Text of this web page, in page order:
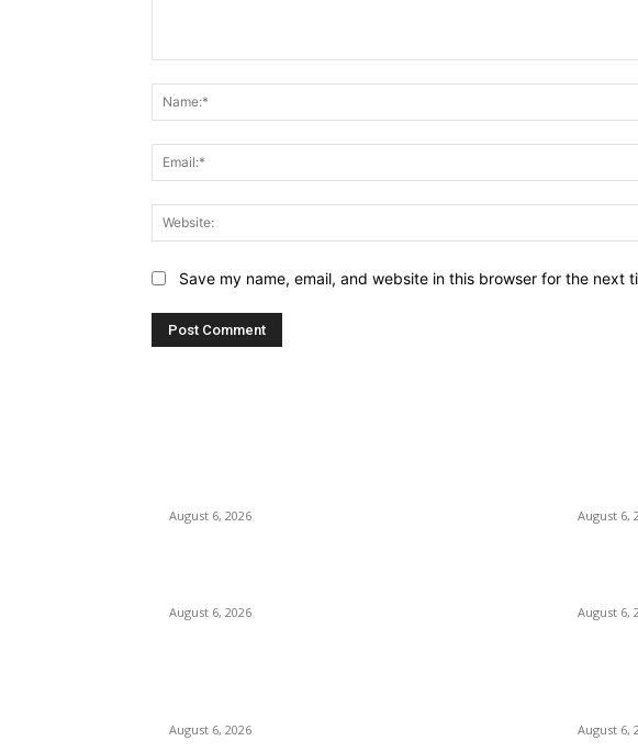
Save my name, email, and website in this browser for the next
August 6, 2026
August 6, 2026
August 6, 2026
August 6,
August 6,
August 6,